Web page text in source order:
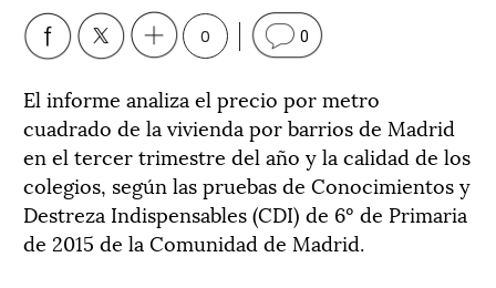
0 0
El informe analiza el precio por metro
cuadrado de la vivienda por barrios de Madrid
en el tercer trimestre del año y la calidad de los
colegios, según las pruebas de Conocimientos y
Destreza Indispensables (CDI) de 6º de Primaria
de 2015 de la Comunidad de Madrid.